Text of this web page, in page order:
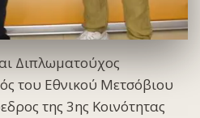
Διπλωματούχος
του Εθνικού Μετσόβιου
της 3ης Κοινότητας